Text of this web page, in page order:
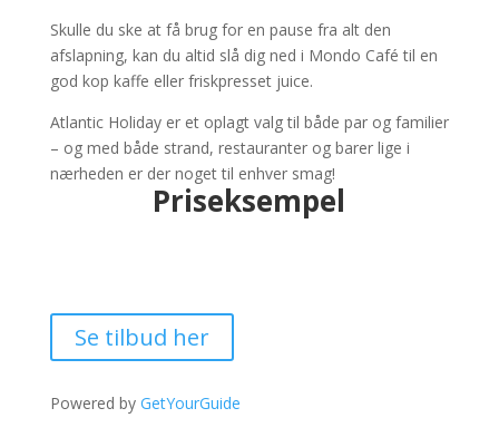
Skulle du ske at få brug for en pause fra alt den
afslapning, kan du altid slå dig ned i Mondo Café til en
god kop kaffe eller friskpresset juice.
Atlantic Holiday er et oplagt valg til både par og familier
– og med både strand, restauranter og barer lige i
nærheden er der noget til enhver smag!
Priseksempel
Se tilbud her
Powered by GetYourGuide